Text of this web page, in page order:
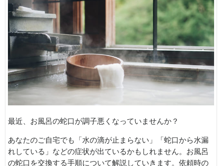
最近、お風呂の蛇口が調子悪くなっていませんか？
あなたのご自宅でも「水の滴が止まらない」「蛇口から水漏
れしている」などの症状が出ているかもしれません。お風呂
の蛇口を交換する手順について解説していきます。依頼時の